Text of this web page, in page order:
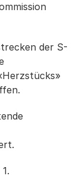
der S-